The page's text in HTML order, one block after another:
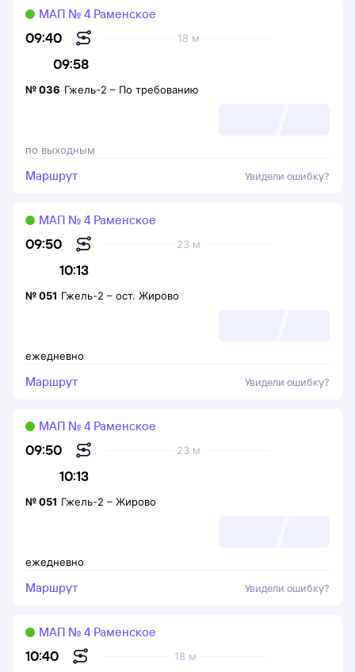
09:40
09:58
18 м
МАП № 4 Раменское
по выходным
№036 Гжель-2 – По требованию
Маршрут Увидели ошибку?
09:50
10:13
23 м
МАП № 4 Раменское
ежедневно
№051 Гжель-2 – ост. Жирово
Маршрут Увидели ошибку?
09:50
10:13
23 м
МАП № 4 Раменское
ежедневно
№051 Гжель-2 – Жирово
Маршрут Увидели ошибку?
10:40 18 м
МАП № 4 Раменское